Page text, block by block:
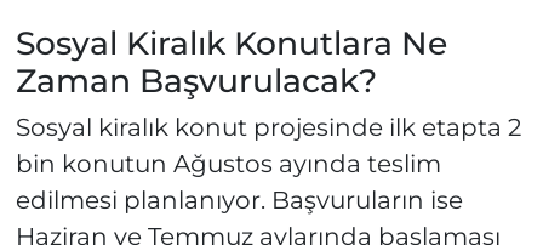
Sosyal Kiralık Konutlara Ne
Zaman Başvurulacak?
Sosyal kiralık konut projesinde ilk etapta 2
bin konutun Ağustos ayında teslim
edilmesi planlanıyor. Başvuruların ise
Haziran ve Temmuz aylarında başlaması